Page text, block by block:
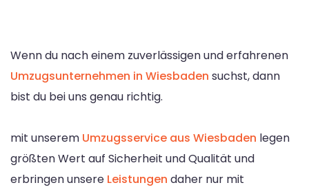
Wenn du nach einem zuverlässigen und erfahrenen
Umzugsunternehmen in Wiesbaden suchst, dann
bist du bei uns genau richtig.
mit unserem Umzugsservice aus Wiesbaden legen
größten Wert auf Sicherheit und Qualität und
erbringen unsere Leistungen daher nur mit